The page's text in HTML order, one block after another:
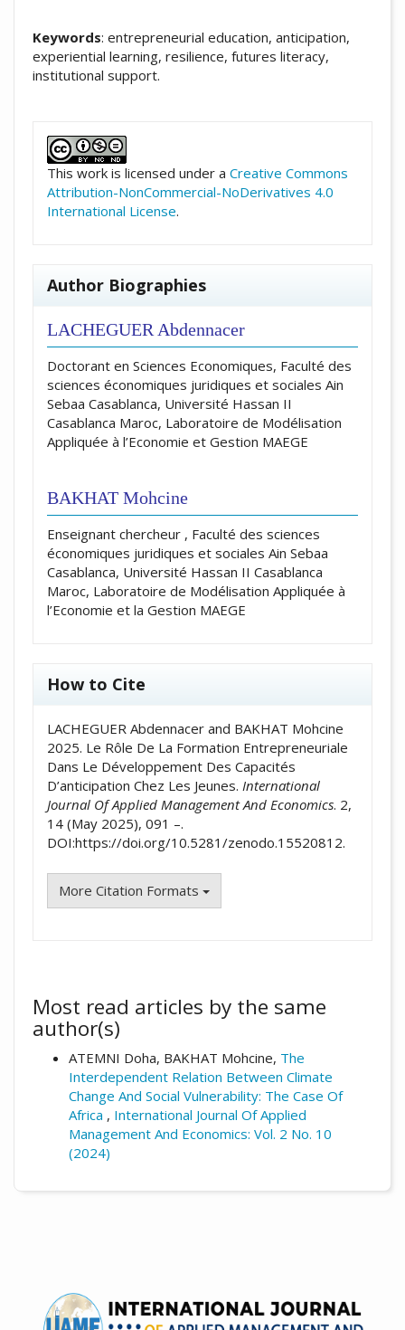
Keywords: entrepreneurial education, anticipation,
experiential learning, resilience, futures literacy,
institutional support.
This work is licensed under a Creative Commons
Attribution-NonCommercial-NoDerivatives 4.0
International License.
Author Biographies
LACHEGUER Abdennacer
Doctorant en Sciences Economiques, Faculté des
sciences économiques juridiques et sociales Ain
Sebaa Casablanca, Université Hassan II
Casablanca Maroc, Laboratoire de Modélisation
Appliquée à l’Economie et Gestion MAEGE
BAKHAT Mohcine
Enseignant chercheur , Faculté des sciences
économiques juridiques et sociales Ain Sebaa
Casablanca, Université Hassan II Casablanca
Maroc, Laboratoire de Modélisation Appliquée à
l’Economie et la Gestion MAEGE
How to Cite
LACHEGUER Abdennacer and BAKHAT Mohcine
2025. Le Rôle De La Formation Entrepreneuriale
Dans Le Développement Des Capacités
D’anticipation Chez Les Jeunes. International
Journal Of Applied Management And Economics. 2,
14 (May 2025), 091 –.
DOI:https://doi.org/10.5281/zenodo.15520812.
More Citation Formats
Most read articles by the same
author(s)
ATEMNI Doha, BAKHAT Mohcine, The
Interdependent Relation Between Climate
Change And Social Vulnerability: The Case Of
Africa , International Journal Of Applied
Management And Economics: Vol. 2 No. 10
(2024)